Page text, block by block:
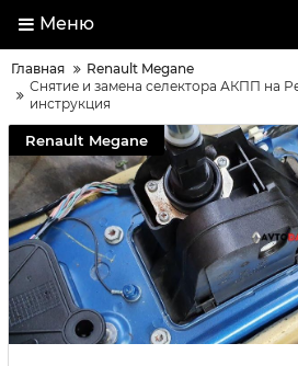
Меню
Главная
Renault Megane
Снятие и замена селектора АКПП на
инструкция
Renault Megane